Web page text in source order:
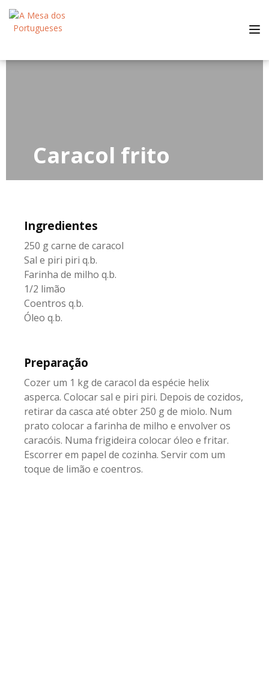
Caracol frito
Ingredientes
250 g carne de caracol
Sal e piri piri q.b.
Farinha de milho q.b.
1/2 limão
Coentros q.b.
Óleo q.b.
Preparação
Cozer um 1 kg de caracol da espécie helix
asperca. Colocar sal e piri piri. Depois de cozidos,
retirar da casca até obter 250 g de miolo. Num
prato colocar a farinha de milho e envolver os
caracóis. Numa frigideira colocar óleo e fritar.
Escorrer em papel de cozinha. Servir com um
toque de limão e coentros.